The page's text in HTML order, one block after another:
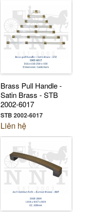
Brass Pull Handle -
Satin Brass - STB
2002-6017
STB 2002-6017
Liên hệ